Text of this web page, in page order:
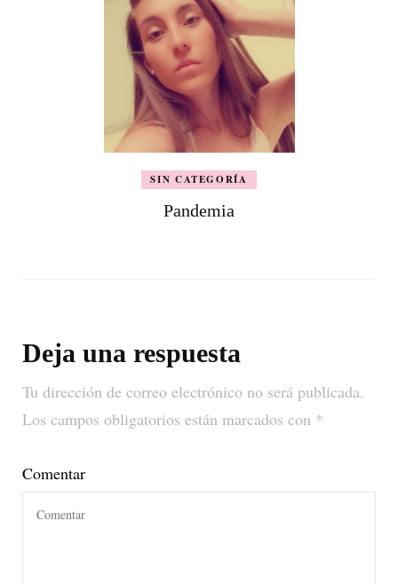
SIN CATEGORÍA
Pandemia
Deja una respuesta
Tu dirección de correo electrónico no será publicada.
Los campos obligatorios están marcados con *
Comentar